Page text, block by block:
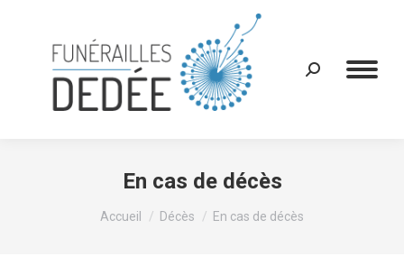
Recherche
En cas de décès
Vous êtes ici :
Accueil Décès En cas de décès